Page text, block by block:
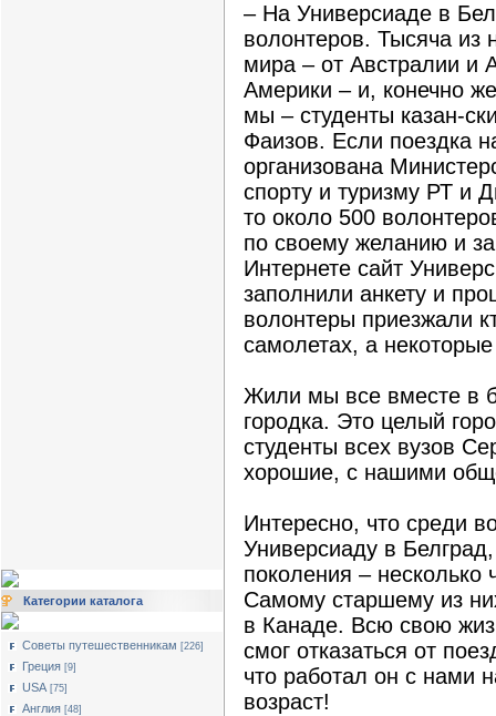
Категории каталога
Советы путешественникам [226]
Греция [9]
USA [75]
Англия [48]
– На Универсиаде в
волонтеров. Тысяча из
мира – от Австралии
Америки – и, конечно
мы – студенты казан-
Фаизов. Если поездка
организована
спорту и туризму РТ и
то около 500
по своему желанию и
Интернете сайт
заполнили анкету и
волонтеры приезжали
самолетах, а
Жили мы все вместе в
городка. Это целый
студенты всех вузов
хорошие, с нашими
Интересно, что среди
Универсиаду в
поколения – несколько
Самому старшему из
в Канаде. Всю свою
смог отказаться от
что работал он с нами
возраст!